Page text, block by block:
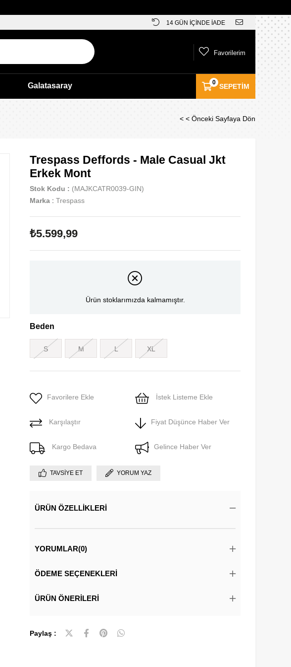
14 GÜN İÇİNDE İADE
SEPETIM
0
Favorilerim
Galatasaray
< < Önceki Sayfaya Dön
Trespass Deffords - Male Casual Jkt
Erkek Mont
Stok Kodu
(MAJKCATR0039-GIN)
Marka : Trespass
₺5.599,99
Ürün stoklarımızda kalmamıştır.
Beden
S M L XL
Favorilere Ekle İstek Listeme Ekle
Karşılaştır Fiyat Düşünce Haber Ver
Kargo Bedava Gelince Haber Ver
TAVSIYE ET YORUM YAZ
ÜRÜN ÖZELLIKLERI
YORUMLAR(0)
ÖDEME SEÇENEKLERI
ÜRÜN ÖNERILERI
Paylaş :